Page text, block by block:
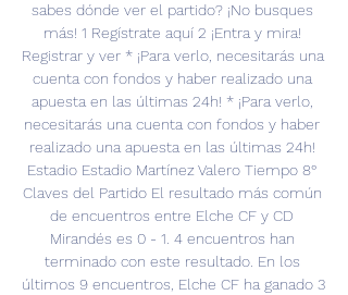
sabes dónde ver el partido? ¡No busques
más! 1 Regístrate aquí 2 ¡Entra y mira!
Registrar y ver * ¡Para verlo, necesitarás una
cuenta con fondos y haber realizado una
apuesta en las últimas 24h! * ¡Para verlo,
necesitarás una cuenta con fondos y haber
realizado una apuesta en las últimas 24h!
Estadio Estadio Martínez Valero Tiempo 8°
Claves del Partido El resultado más común
de encuentros entre Elche CF y CD
Mirandés es 0 - 1. 4 encuentros han
terminado con este resultado. En los
últimos 9 encuentros, Elche CF ha ganado 3